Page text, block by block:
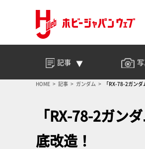
記事
HOME 記事 ガンダム 「RX-78-2ガン
「RX-78-2ガン
底改造！